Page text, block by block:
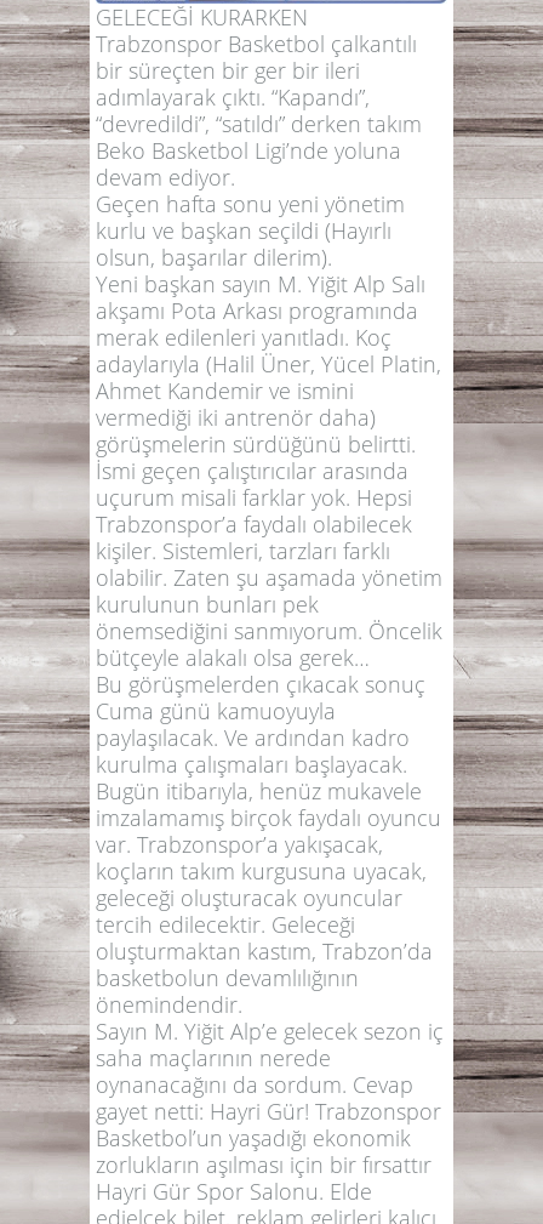
GELECEĞİ KURARKEN
Trabzonspor Basketbol çalkantılı
bir süreçten bir ger bir ileri
adımlayarak çıktı. “Kapandı”,
“devredildi”, “satıldı” derken takım
Beko Basketbol Ligi’nde yoluna
devam ediyor.
Geçen hafta sonu yeni yönetim
kurlu ve başkan seçildi (Hayırlı
olsun, başarılar dilerim).
Yeni başkan sayın M. Yiğit Alp Salı
akşamı Pota Arkası programında
merak edilenleri yanıtladı. Koç
adaylarıyla (Halil Üner, Yücel Platin,
Ahmet Kandemir ve ismini
vermediği iki antrenör daha)
görüşmelerin sürdüğünü belirtti.
İsmi geçen çalıştırıcılar arasında
uçurum misali farklar yok. Hepsi
Trabzonspor’a faydalı olabilecek
kişiler. Sistemleri, tarzları farklı
olabilir. Zaten şu aşamada yönetim
kurulunun bunları pek
önemsediğini sanmıyorum. Öncelik
bütçeyle alakalı olsa gerek…
Bu görüşmelerden çıkacak sonuç
Cuma günü kamuoyuyla
paylaşılacak. Ve ardından kadro
kurulma çalışmaları başlayacak.
Bugün itibarıyla, henüz mukavele
imzalamamış birçok faydalı oyuncu
var. Trabzonspor’a yakışacak,
koçların takım kurgusuna uyacak,
geleceği oluşturacak oyuncular
tercih edilecektir. Geleceği
oluşturmaktan kastım, Trabzon’da
basketbolun devamlılığının
önemindendir.
Sayın M. Yiğit Alp’e gelecek sezon iç
saha maçlarının nerede
oynanacağını da sordum. Cevap
gayet netti: Hayri Gür! Trabzonspor
Basketbol’un yaşadığı ekonomik
zorlukların aşılması için bir fırsattır
Hayri Gür Spor Salonu. Elde
edielcek bilet, reklam gelirleri kalıcı